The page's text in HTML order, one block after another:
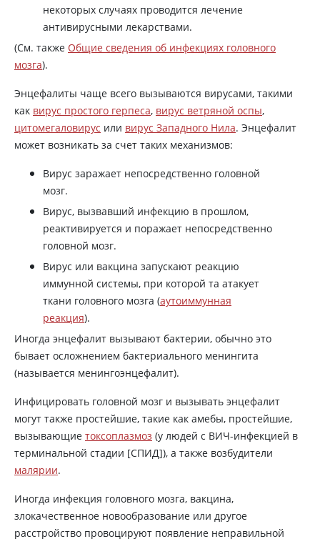
некоторых случаях проводится лечение
антивирусными лекарствами.
(См. также Общие сведения об инфекциях головного
мозга).
Энцефалиты чаще всего вызываются вирусами, такими
как вирус простого герпеса, вирус ветряной оспы,
цитомегаловирус или вирус Западного Нила. Энцефалит
может возникать за счет таких механизмов:
Вирус заражает непосредственно головной
мозг.
Вирус, вызвавший инфекцию в прошлом,
реактивируется и поражает непосредственно
головной мозг.
Вирус или вакцина запускают реакцию
иммунной системы, при которой та атакует
ткани головного мозга (аутоиммунная
реакция).
Иногда энцефалит вызывают бактерии, обычно это
бывает осложнением бактериального менингита
(называется менингоэнцефалит).
Инфицировать головной мозг и вызывать энцефалит
могут также простейшие, такие как амебы, простейшие,
вызывающие токсоплазмоз (у людей с ВИЧ-инфекцией в
терминальной стадии [СПИД]), а также возбудители
малярии.
Иногда инфекция головного мозга, вакцина,
злокачественное новообразование или другое
расстройство провоцируют появление неправильной